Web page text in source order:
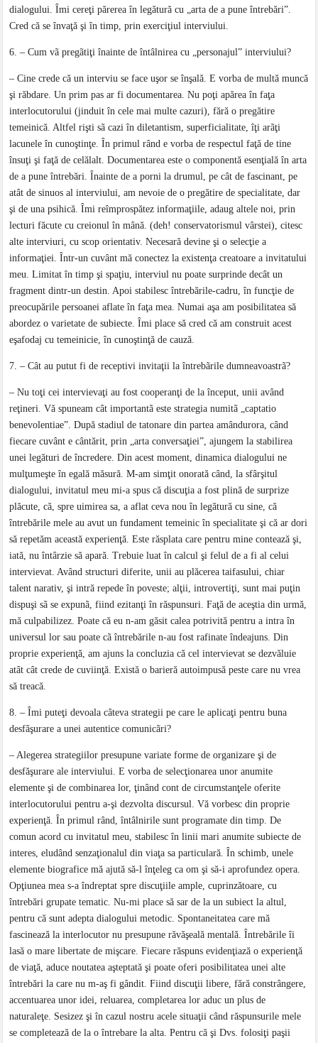
dialogului. Îmi cereţi părerea în legătură cu „arta de a pune întrebări”.
Cred că se învaţă şi în timp, prin exerciţiul interviului.
6. – Cum vã pregãtiţi înainte de întâlnirea cu „personajul” interviului?
– Cine crede că un interviu se face uşor se înşală. E vorba de multă muncă
şi răbdare. Un prim pas ar fi documentarea. Nu poţi apărea în faţa
interlocutorului (jinduit în cele mai multe cazuri), fără o pregătire
temeinică. Altfel rişti sã cazi în diletantism, superficialitate, îţi arãţi
lacunele în cunoştinţe. În primul rând e vorba de respectul faţă de tine
însuţi şi faţă de celălalt. Documentarea este o componentă esenţială în arta
de a pune întrebări. Înainte de a porni la drumul, pe cât de fascinant, pe
atât de sinuos al interviului, am nevoie de o pregătire de specialitate, dar
şi de una psihică. Îmi reîmprospătez informaţiile, adaug altele noi, prin
lecturi făcute cu creionul în mână. (deh! conservatorismul vârstei), citesc
alte interviuri, cu scop orientativ. Necesară devine şi o selecţie a
informaţiei. Într-un cuvânt mă conectez la existenţa creatoare a invitatului
meu. Limitat în timp şi spaţiu, interviul nu poate surprinde decât un
fragment dintr-un destin. Apoi stabilesc întrebările-cadru, în funcţie de
preocupările persoanei aflate în faţa mea. Numai aşa am posibilitatea să
abordez o varietate de subiecte. Îmi place să cred că am construit acest
eşafodaj cu temeinicie, în cunoştinţă de cauză.
7. – Cât au putut fi de receptivi invitaţii la întrebãrile dumneavoastrã?
– Nu toţi cei intervievaţi au fost cooperanţi de la început, unii având
reţineri. Vă spuneam cât importantã este strategia numitã „captatio
benevolentiae”. După stadiul de tatonare din partea amândurora, când
fiecare cuvânt e cântărit, prin „arta conversaţiei”, ajungem la stabilirea
unei legături de încredere. Din acest moment, dinamica dialogului ne
mulţumeşte în egală măsură. M-am simţit onorată când, la sfârşitul
dialogului, invitatul meu mi-a spus că discuţia a fost plină de surprize
plăcute, că, spre uimirea sa, a aflat ceva nou în legătură cu sine, că
întrebările mele au avut un fundament temeinic în specialitate şi că ar dori
să repetăm această experienţă. Este răsplata care pentru mine contează şi,
iată, nu întârzie să apară. Trebuie luat în calcul şi felul de a fi al celui
intervievat. Având structuri diferite, unii au plăcerea taifasului, chiar
talent narativ, şi intră repede în poveste; alţii, introvertiţi, sunt mai puţin
dispuşi sã se expunã, fiind ezitanţi în răspunsuri. Faţă de aceştia din urmă,
mă culpabilizez. Poate că eu n-am găsit calea potrivită pentru a intra în
universul lor sau poate cã întrebările n-au fost rafinate îndeajuns. Din
proprie experienţă, am ajuns la concluzia că cel intervievat se dezvăluie
atât cât crede de cuviinţă. Există o barieră autoimpusă peste care nu vrea
să treacă.
8. – Îmi puteţi devoala câteva strategii pe care le aplicaţi pentru buna
desfãşurare a unei autentice comunicãri?
– Alegerea strategiilor presupune variate forme de organizare şi de
desfăşurare ale interviului. E vorba de selecţionarea unor anumite
elemente şi de combinarea lor, ţinând cont de circumstanţele oferite
interlocutorului pentru a-şi dezvolta discursul. Vă vorbesc din proprie
experienţă. În primul rând, întâlnirile sunt programate din timp. De
comun acord cu invitatul meu, stabilesc în linii mari anumite subiecte de
interes, eludând senzaţionalul din viaţa sa particulară. În schimb, unele
elemente biografice mă ajută să-l înţeleg ca om şi să-i aprofundez opera.
Opţiunea mea s-a îndreptat spre discuţiile ample, cuprinzătoare, cu
întrebări grupate tematic. Nu-mi place să sar de la un subiect la altul,
pentru că sunt adepta dialogului metodic. Spontaneitatea care mă
fascinează la interlocutor nu presupune răvăşeală mentală. Întrebările îi
lasă o mare libertate de mişcare. Fiecare răspuns evidenţiază o experienţă
de viaţă, aduce noutatea aşteptată şi poate oferi posibilitatea unei alte
întrebări la care nu m-aş fi gândit. Fiind discuţii libere, fără constrângere,
accentuarea unor idei, reluarea, completarea lor aduc un plus de
naturaleţe. Sesizez şi în cazul nostru acele situaţii când răspunsurile mele
se completează de la o întrebare la alta. Pentru că şi Dvs. folosiţi paşii